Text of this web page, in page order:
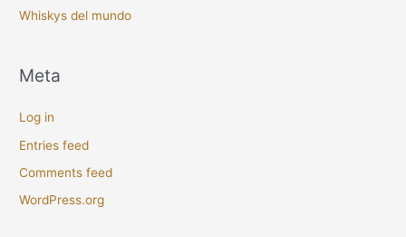
Whiskys del mundo
Meta
Log in
Entries feed
Comments feed
WordPress.org